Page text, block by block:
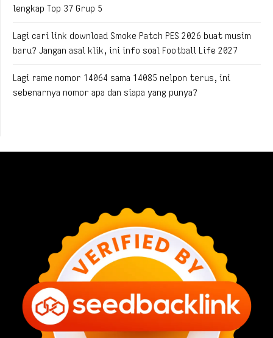
lengkap Top 37 Grup 5
Lagi cari link download Smoke Patch PES 2026 buat musim
baru? Jangan asal klik, ini info soal Football Life 2027
Lagi rame nomor 14064 sama 14085 nelpon terus, ini
sebenarnya nomor apa dan siapa yang punya?